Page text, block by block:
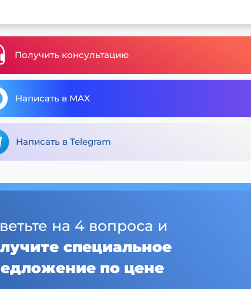
Получить консультацию
Написать в MAX
Написать в Telegram
на 4 вопроса и
специальное
по цене